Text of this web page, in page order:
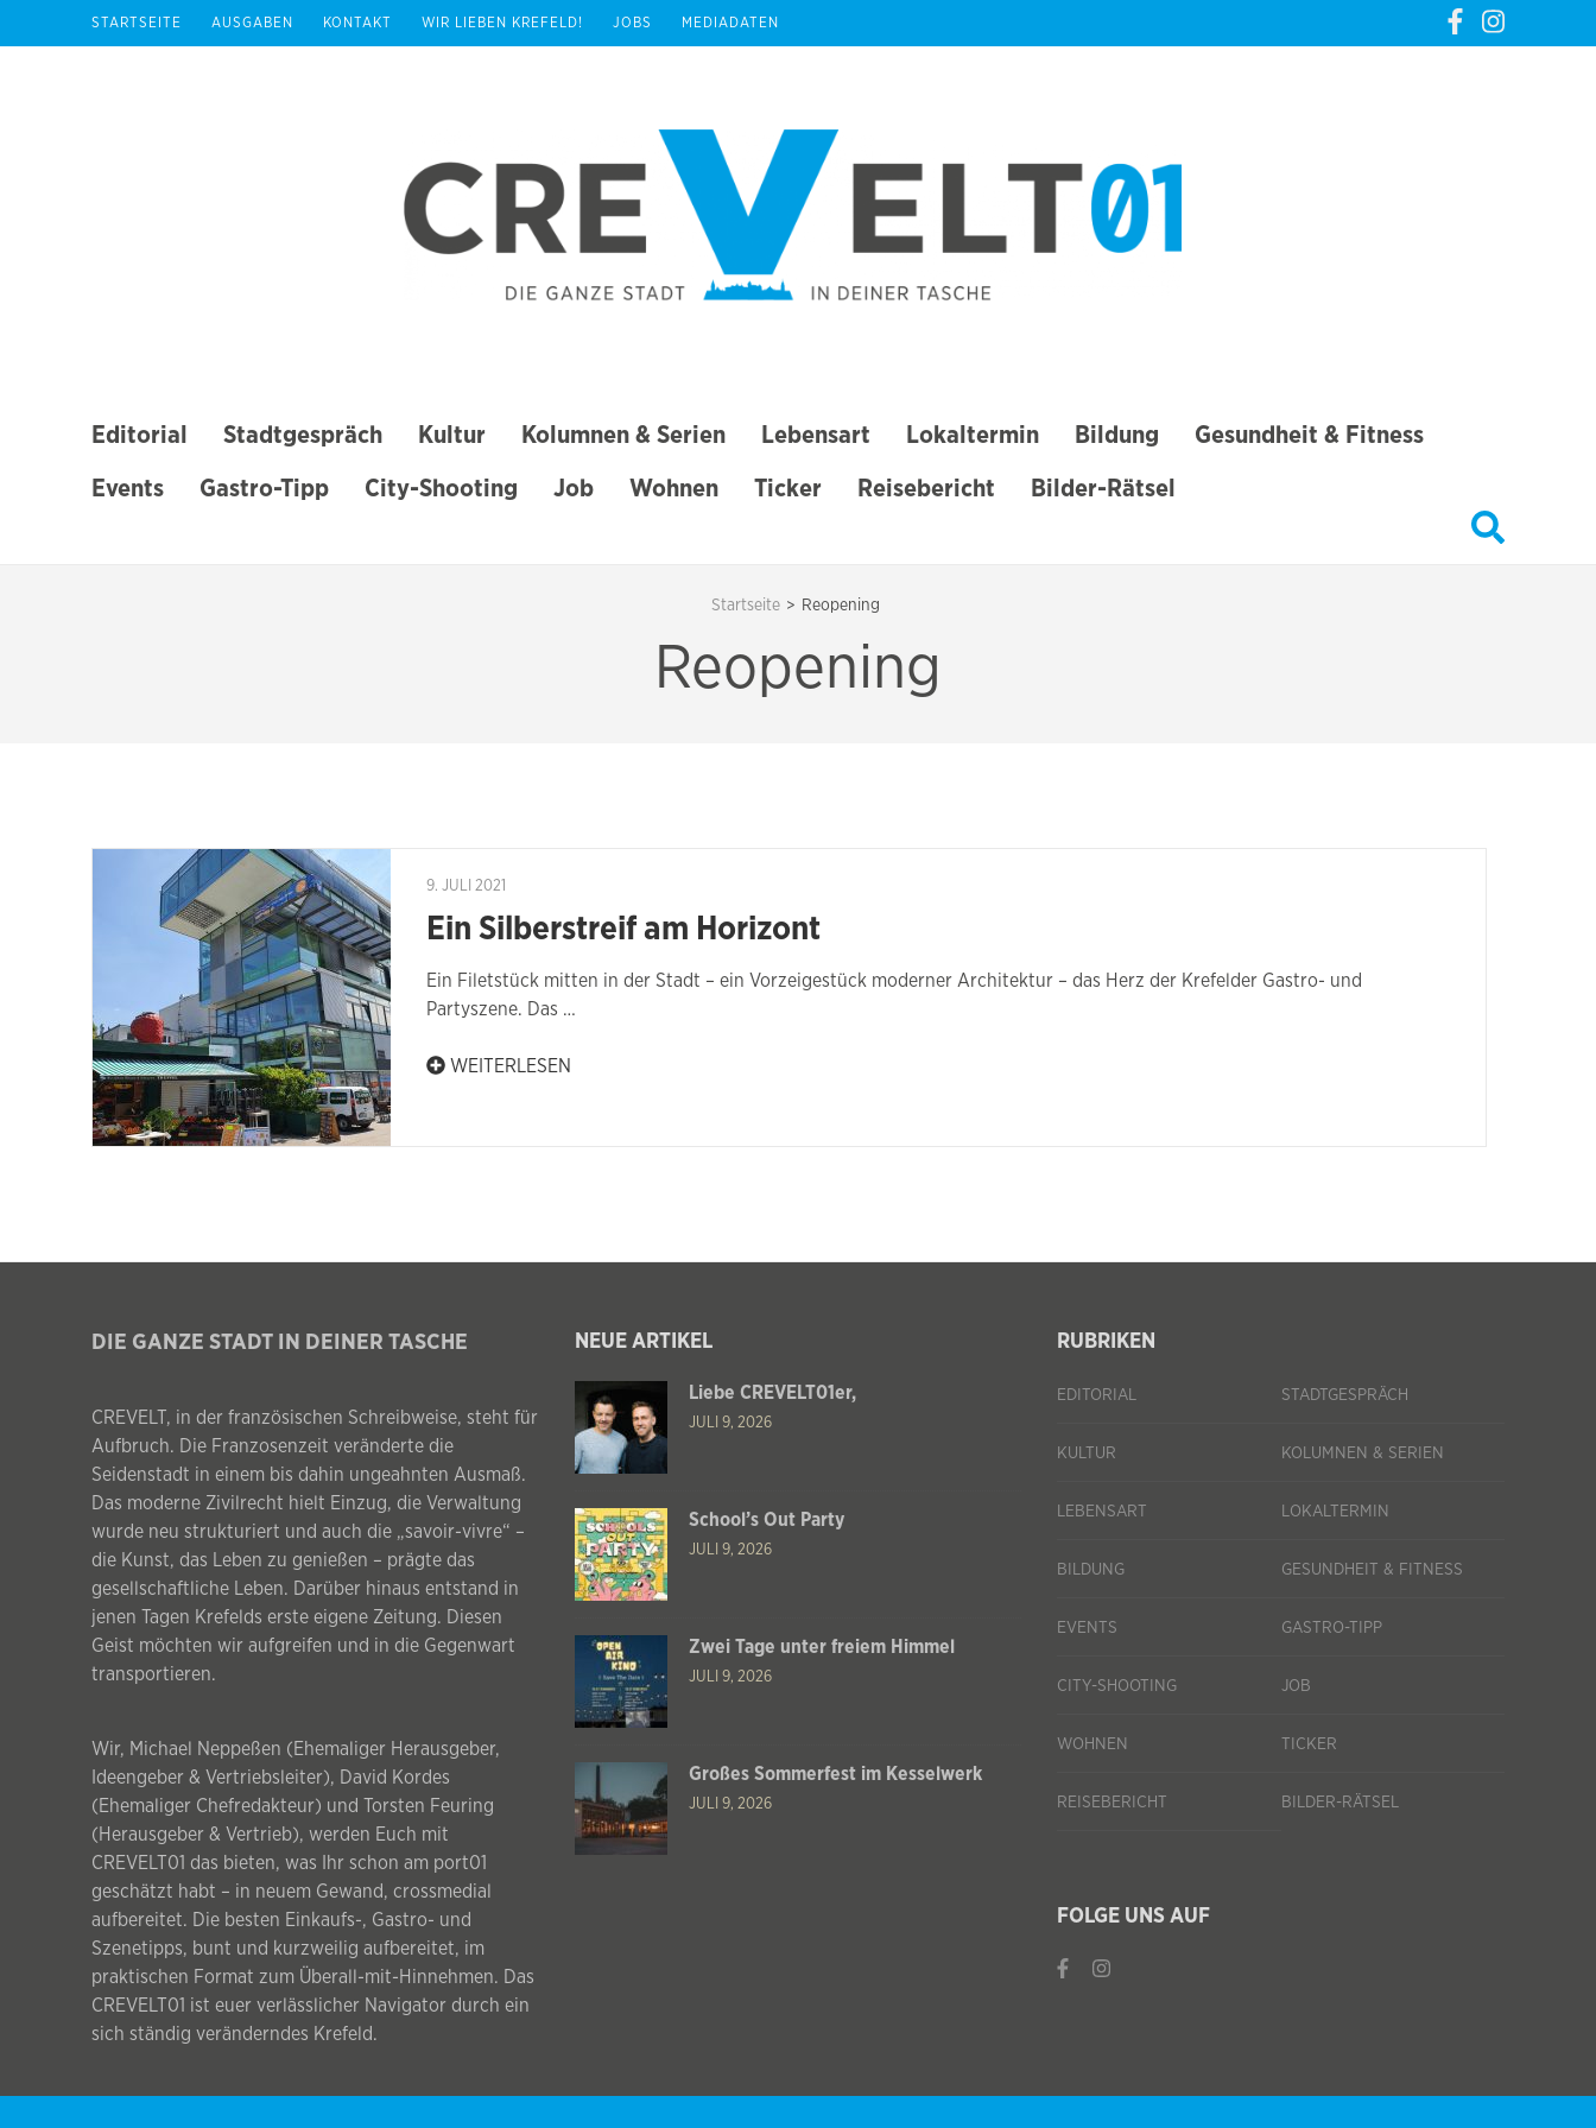
STARTSEITE AUSGABEN KONTAKT WIR LIEBEN KREFELD! JOBS MEDIADATEN
Editorial Stadtgespräch Kultur Kolumnen & Serien Lebensart Lokaltermin Bildung Gesundheit & Fitness
Events Gastro-Tipp City-Shooting Job Wohnen Ticker Reisebericht Bilder-Rätsel
Startseite > Reopening
Reopening
9. JULI 2021
Ein Silberstreif am Horizont
Ein Filetstück mitten in der Stadt – ein Vorzeigestück moderner Architektur – das Herz der Krefelder Gastro- und
Partyszene. Das …
WEITERLESEN
DIE GANZE STADT IN DEINER TASCHE
CREVELT, in der französischen Schreibweise, steht für
Aufbruch. Die Franzosenzeit veränderte die
Seidenstadt in einem bis dahin ungeahnten Ausmaß.
Das moderne Zivilrecht hielt Einzug, die Verwaltung
wurde neu strukturiert und auch die „savoir-vivre“ –
die Kunst, das Leben zu genießen – prägte das
gesellschaftliche Leben. Darüber hinaus entstand in
jenen Tagen Krefelds erste eigene Zeitung. Diesen
Geist möchten wir aufgreifen und in die Gegenwart
transportieren.
Wir, Michael Neppeßen (Ehemaliger Herausgeber,
Ideengeber & Vertriebsleiter), David Kordes
(Ehemaliger Chefredakteur) und Torsten Feuring
(Herausgeber & Vertrieb), werden Euch mit
CREVELT01 das bieten, was Ihr schon am port01
geschätzt habt – in neuem Gewand, crossmedial
aufbereitet. Die besten Einkaufs-, Gastro- und
Szenetipps, bunt und kurzweilig aufbereitet, im
praktischen Format zum Überall-mit-Hinnehmen. Das
CREVELT01 ist euer verlässlicher Navigator durch ein
sich ständig veränderndes Krefeld.
NEUE ARTIKEL
Liebe CREVELT01er,
JULI 9, 2026
School’s Out Party
JULI 9, 2026
Zwei Tage unter freiem Himmel
JULI 9, 2026
Großes Sommerfest im Kesselwerk
JULI 9, 2026
RUBRIKEN
EDITORIAL STADTGESPRÄCH
KULTUR KOLUMNEN & SERIEN
LEBENSART LOKALTERMIN
BILDUNG GESUNDHEIT & FITNESS
EVENTS GASTRO-TIPP
CITY-SHOOTING JOB
WOHNEN TICKER
REISEBERICHT BILDER-RÄTSEL
FOLGE UNS AUF